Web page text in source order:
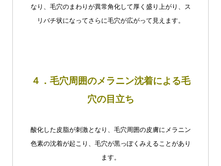
なり、毛穴のまわりが異常角化して厚く盛り上がり、ス
リバチ状になってさらに毛穴が広がって見えます。
４．毛穴周囲のメラニン沈着による毛
穴の目立ち
酸化した皮脂が刺激となり、毛穴周囲の皮膚にメラニン
色素の沈着が起こり、毛穴が黒っぽくみえることがあり
ます。